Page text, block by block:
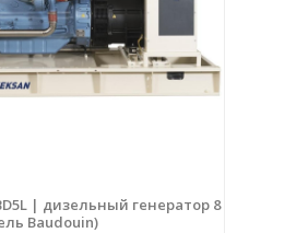
| дизельный генератор 8
Baudouin)